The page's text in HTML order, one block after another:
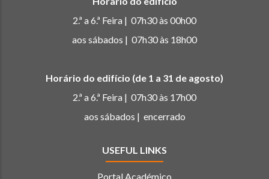
2.ª a 6.ª Feira | 07h30 às 00h00
aos sábados | 07h30 às 18h00
Horário do edifício (de 1 a 31 de agosto)
2.ª a 6.ª Feira | 07h30 às 17h00
aos sábados | encerrado
USEFUL LINKS
Portal Académico